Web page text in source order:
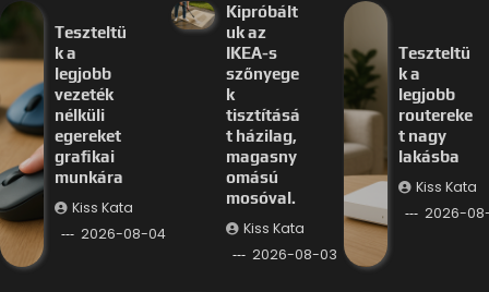
Teszteltü
k a
legjobb
vezeték
nélküli
egereket
grafikai
munkára
Kiss Kata
2026-08-04
Kipróbált
uk az
IKEA-s
szőnyege
k
tisztításá
t házilag,
magasny
omású
mosóval.
Kiss Kata
2026-08-03
Teszteltü
k a
legjobb
routereke
t nagy
lakásba
Kiss Kata
2026-